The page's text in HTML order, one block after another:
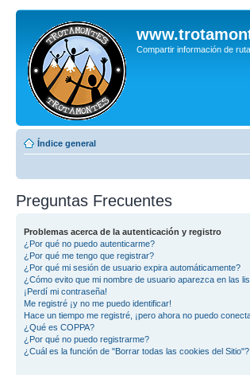
Compartir información de
Índice general
Preguntas Frecuentes
Problemas acerca de la autenticación y registro
¿Por qué no puedo autenticarme?
¿Por qué me tengo que registrar?
¿Por qué mi sesión de usuario expira automáticamente?
¿Cómo evito que mi nombre de usuario aparezca en las
¡Perdí mi contraseña!
Me registré ¡y no me puedo identificar!
Hace un tiempo me registré, ¡pero ahora no puedo
¿Qué es COPPA?
¿Por qué no puedo registrarme?
¿Cuál es la función de "Borrar todas las cookies del Sitio"?